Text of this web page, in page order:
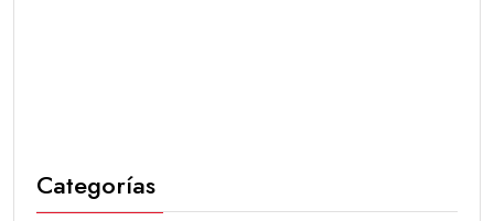
Categorías